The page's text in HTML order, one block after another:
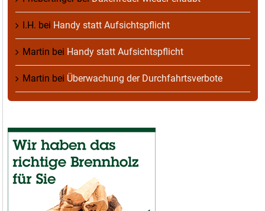
I.H. bei Handy statt Aufsichtspflicht
Martin bei Handy statt Aufsichtspflicht
Martin bei Überwachung der Durchfahrtsverbote